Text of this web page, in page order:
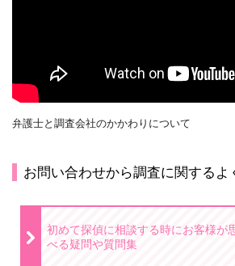
弁護士と調査会社のかかわりについて
お問い合わせから調査に関するよ
初めて探偵に相談する時にお客様が
べる疑問や質問集